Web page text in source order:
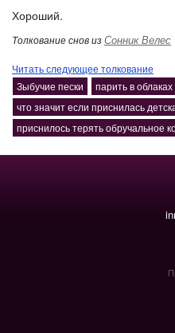
Хороший.
Толкование снов изСонник Велес
Читать следующее толкование
Зыбучие пески
парить в
что значит если приснилась
приснилось терять обручальное